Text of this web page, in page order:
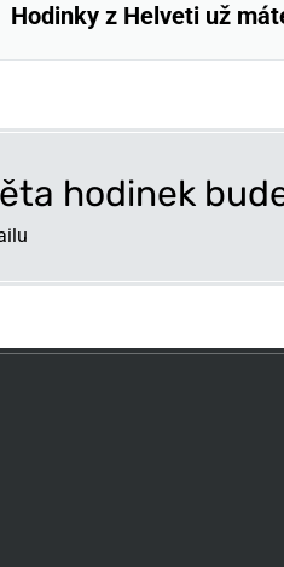
Hodinky z Helveti už
hodinek